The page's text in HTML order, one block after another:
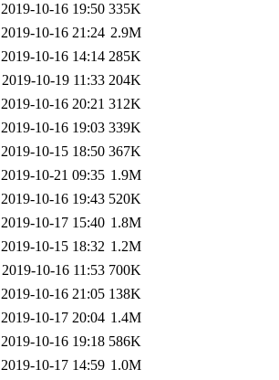
2019-10-16 19:50 335K
2019-10-16 21:24 2.9M
2019-10-16 14:14 285K
2019-10-19 11:33 204K
2019-10-16 20:21 312K
2019-10-16 19:03 339K
2019-10-15 18:50 367K
2019-10-21 09:35 1.9M
2019-10-16 19:43 520K
2019-10-17 15:40 1.8M
2019-10-15 18:32 1.2M
2019-10-16 11:53 700K
2019-10-16 21:05 138K
2019-10-17 20:04 1.4M
2019-10-16 19:18 586K
2019-10-17 14:59 1.0M